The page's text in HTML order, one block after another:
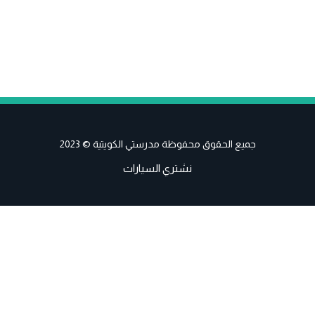
جميع الحقوق محفوظة مدرستي الكويتية © 2023
نشتري السيارات